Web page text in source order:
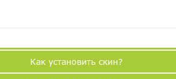
Как установить скин?